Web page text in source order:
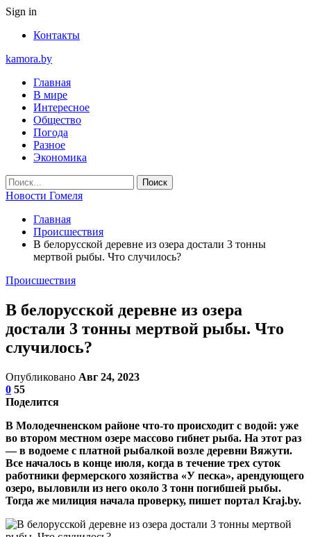
Sign in
Контакты
kamora.by
Главная
В мире
Интересное
Общество
Погода
Разное
Экономика
Новости Гомеля
Главная
Происшествия
В белорусской деревне из озера достали 3 тонны
мертвой рыбы. Что случилось?
Происшествия
В белорусской деревне из озера
достали 3 тонны мертвой рыбы. Что
случилось?
Опубликовано Авг 24, 2023
0 55
Поделится
В Молодечненском районе что-то происходит с водой: уже
во втором местном озере массово гибнет рыба. На этот раз
— в водоеме с платной рыбалкой возле деревни Вяжути.
Все началось в конце июля, когда в течение трех суток
работники фермерского хозяйства «У песка», арендующего
озеро, выловили из него около 3 тонн погибшей рыбы.
Тогда же милиция начала проверку, пишет портал Kraj.by.